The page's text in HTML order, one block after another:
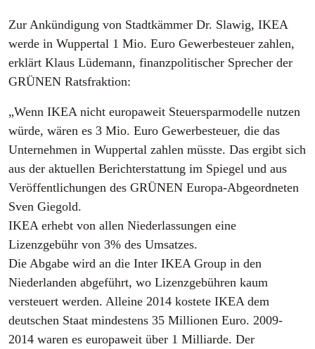
Zur Ankündigung von Stadtkämmer Dr. Slawig, IKEA
werde in Wuppertal 1 Mio. Euro Gewerbesteuer zahlen,
erklärt Klaus Lüdemann, finanzpolitischer Sprecher der
GRÜNEN Ratsfraktion:
„Wenn IKEA nicht europaweit Steuersparmodelle nutzen
würde, wären es 3 Mio. Euro Gewerbesteuer, die das
Unternehmen in Wuppertal zahlen müsste. Das ergibt sich
aus der aktuellen Berichterstattung im Spiegel und aus
Veröffentlichungen des GRÜNEN Europa-Abgeordneten
Sven Giegold.
IKEA erhebt von allen Niederlassungen eine
Lizenzgebühr von 3% des Umsatzes.
Die Abgabe wird an die Inter IKEA Group in den
Niederlanden abgeführt, wo Lizenzgebühren kaum
versteuert werden. Alleine 2014 kostete IKEA dem
deutschen Staat mindestens 35 Millionen Euro. 2009-
2014 waren es europaweit über 1 Milliarde. Der